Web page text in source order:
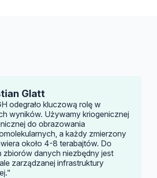
Glatt
odegrało kluczową rolę w
wyników. Używamy kriogenicznej
do obrazowania
a każdy zmierzony
około 4-8 terabajtów. Do
zbiorów danych niezbędny jest
zarządzanej infrastruktury